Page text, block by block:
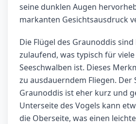
seine dunklen Augen
markanten Gesichtsausdruck
Die Flügel des Graunoddis
zulaufend, was typisch für
Seeschwalben ist. Dieses
zu ausdauerndem Fliegen. Der
Graunoddis ist eher kurz und
Unterseite des Vogels kann
die Oberseite, was einen